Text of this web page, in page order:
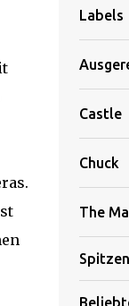
Labels
Castle
Chuck
The